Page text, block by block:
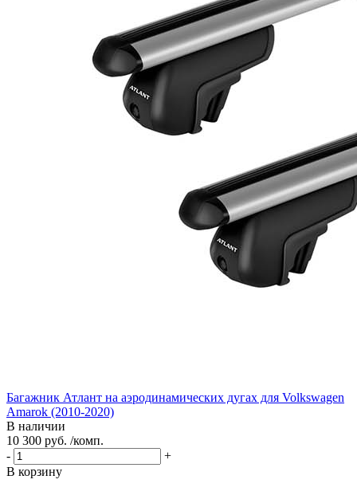
Багажник Атлант на аэродинамических дугах для Volkswagen
Amarok (2010-2020)
В наличии
10 300 руб. /комп.
-
+
В корзину